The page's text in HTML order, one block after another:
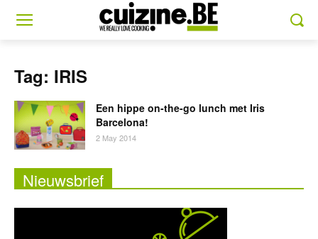
Tag: IRIS
Een hippe on-the-go lunch met Iris
Barcelona!
2 May 2014
Nieuwsbrief